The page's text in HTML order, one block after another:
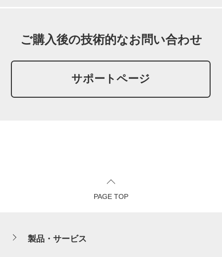
ご購入後の技術的なお問い合わせ
サポートページ
PAGE TOP
製品・サービス